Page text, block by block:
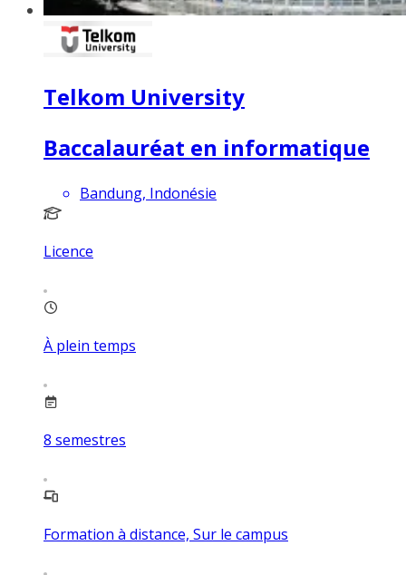
Telkom University
Baccalauréat en informatique
Bandung, Indonésie
Licence
À plein temps
8 semestres
Formation à distance, Sur le campus